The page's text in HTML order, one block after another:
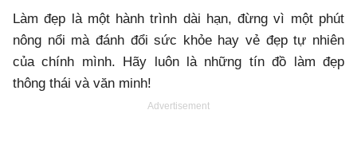
Làm đẹp là một hành trình dài hạn, đừng vì một phút
nông nổi mà đánh đổi sức khỏe hay vẻ đẹp tự nhiên
của chính mình. Hãy luôn là những tín đồ làm đẹp
thông thái và văn minh!
Advertisement